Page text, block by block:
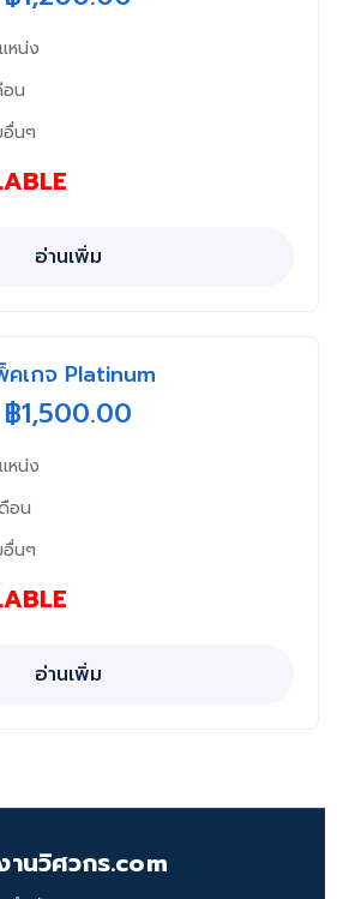
หน่ง
น
อื่นๆ
อ่านเพิ่ม
คเกจ Platinum
฿1,500.00
หน่ง
อน
อื่นๆ
อ่านเพิ่ม
านวิศวกร.com